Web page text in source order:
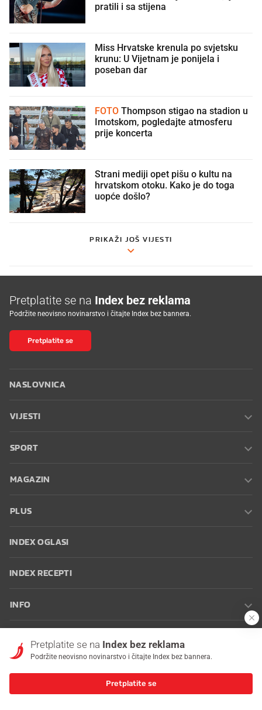
pratili i sa stijena
Miss Hrvatske krenula po svjetsku
krunu: U Vijetnam je ponijela i
poseban dar
FOTO
Imotskom, pogledajte atmosferu
prije koncerta
Strani mediji opet pišu o kultu na
hrvatskom otoku. Kako je do toga
uopće došlo?
PRIKAŽI JOŠ VIJESTI
Pretplatite se na Index bez reklama
Podržite neovisno novinarstvo i čitajte Index bez bannera.
Pretplatite se
NASLOVNICA
VIJESTI
SPORT
MAGAZIN
PLUS
INDEX OGLASI
INDEX RECEPTI
INFO
korištenja
Postavke kolačića
© 2026 Index
Pretplatite se na Index bez reklama
Podržite neovisno novinarstvo i čitajte Index bez bannera.
Pretplatite se